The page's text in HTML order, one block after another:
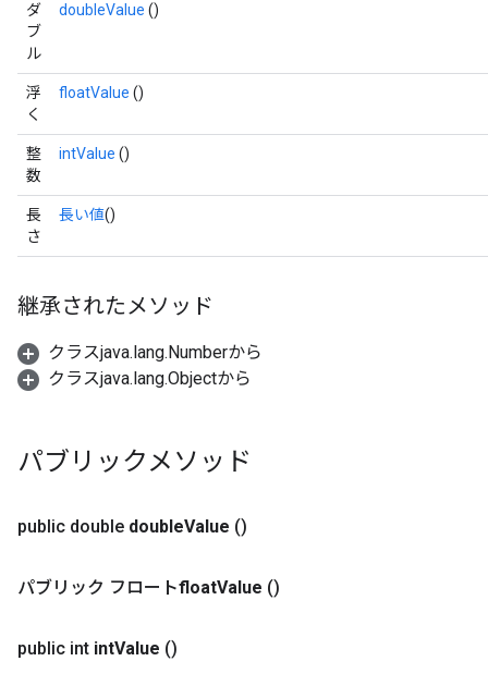
ダ
ブ
ル
doubleValue ()
浮
く
floatValue ()
整
数
intValue ()
長
さ
長い値()
継承されたメソッド
クラスjava.lang.Numberから
クラスjava.lang.Objectから
パブリックメソッド
public double doubleValue ()
パブリック フロートfloatValue ()
public int intValue ()